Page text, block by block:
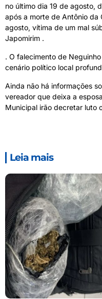
no último dia 19 de agosto,
após a morte de Antônio da
agosto, vítima de um mal
Japomirim .
. O falecimento de
cenário político local
Ainda não há informações
vereador que deixa a
Municipal irão decretar luto
Leia mais